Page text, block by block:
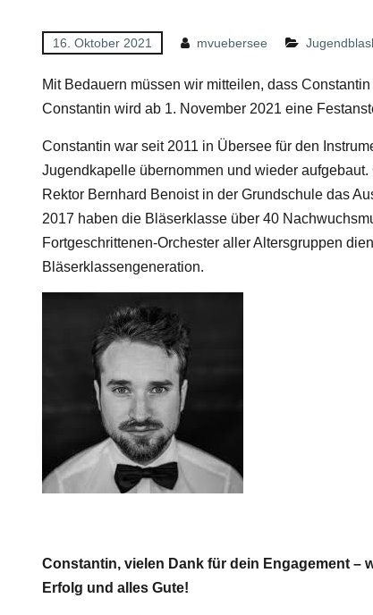
16. Oktober 2021 mvuebersee
Mit Bedauern müssen wir mitteilen, dass
Constantin wird ab 1. November 2021 eine
Constantin war seit 2011 in Übersee für den
Jugendkapelle übernommen und wieder
Rektor Bernhard Benoist in der Grundschule das
2017 haben die Bläserklasse über 40
Fortgeschrittenen-Orchester aller Altersgruppen
Bläserklassengeneration.
Constantin, vielen Dank für dein Engagement –
Erfolg und alles Gute!